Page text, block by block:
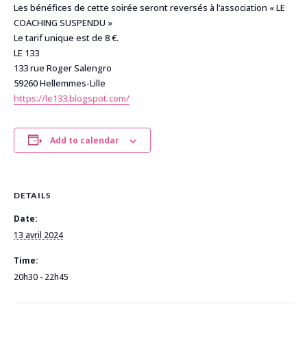
Les bénéfices de cette soirée seront reversés à l’association « LE
COACHING SUSPENDU »
Le tarif unique est de 8 €.
LE 133
133 rue Roger Salengro
59260 Hellemmes-Lille
https://le133.blogspot.com/
Add to calendar
DETAILS
Date:
13 avril 2024
Time:
20h30 - 22h45